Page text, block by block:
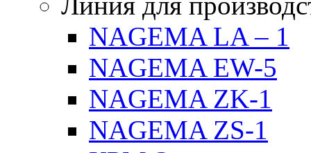
NAGEMA LA – 1
NAGEMA EW-5
NAGEMA ZK-1
NAGEMA ZS-1